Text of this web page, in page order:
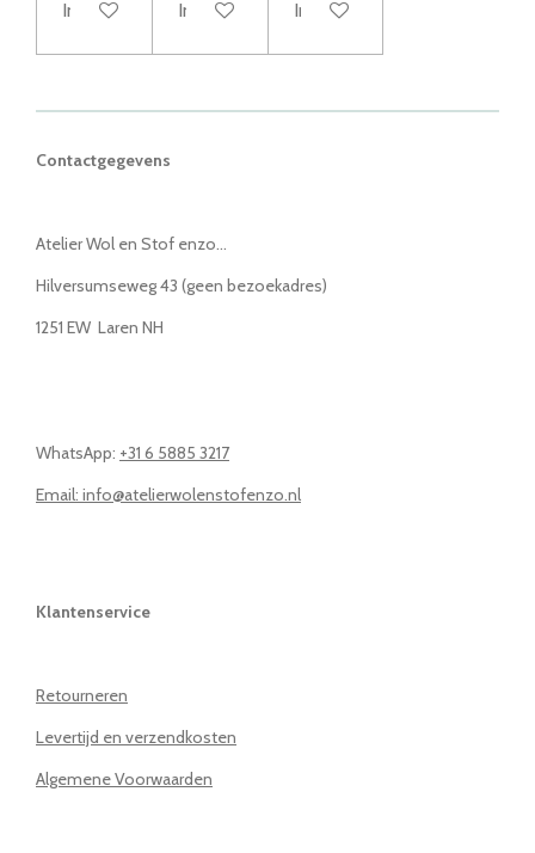
In winkelwagenIn winkelwagenIn winkelwagen
Contactgegevens
Atelier Wol en Stof enzo...
Hilversumseweg 43 (geen bezoekadres)
1251 EW Laren NH
WhatsApp: +31 6 5885 3217
Email: info@atelierwolenstofenzo.nl
Klantenservice
Retourneren
Levertijd en verzendkosten
Algemene Voorwaarden